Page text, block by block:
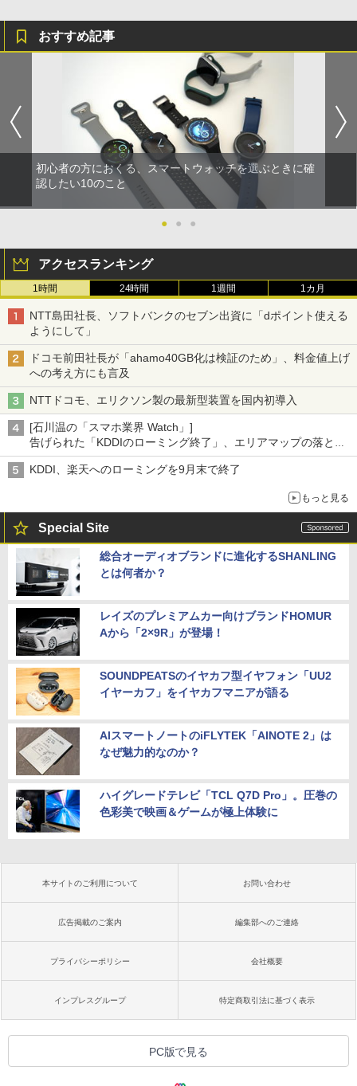
おすすめ記事
初心者の方におくる、スマートウォッチを選ぶときに確
認したい10のこと
● ● ●
アクセスランキング
1時間 24時間 1週間 1カ月
NTT島田社長、ソフトバンクのセブン出資に「dポイント使える
ようにして」
ドコモ前田社長が「ahamo40GB化は検証のため」、料金値上げ
への考え方にも言及
NTTドコモ、エリクソン製の最新型装置を国内初導入
[石川温の「スマホ業界 Watch」]
告げられた「KDDIのローミング終了」、エリアマップの落とし
穴と楽天モバイルの課題
KDDI、楽天へのローミングを9月末で終了
もっと見る
Special Site
総合オーディオブランドに進化するSHANLING
とは何者か？
レイズのプレミアムカー向けブランドHOMUR
Aから「2×9R」が登場！
SOUNDPEATSのイヤカフ型イヤフォン「UU2
イヤーカフ」をイヤカフマニアが語る
AIスマートノートのiFLYTEK「AINOTE 2」は
なぜ魅力的なのか？
ハイグレードテレビ「TCL Q7D Pro」。圧巻の
色彩美で映画＆ゲームが極上体験に
本サイトのご利用について お問い合わせ
広告掲載のご案内 編集部へのご連絡
プライバシーポリシー 会社概要
インプレスグループ 特定商取引法に基づく表示
PC版で見る